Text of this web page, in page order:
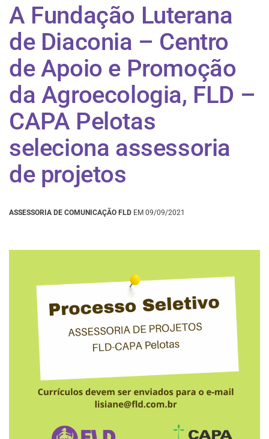
A Fundação Luterana
de Diaconia – Centro
de Apoio e Promoção
da Agroecologia, FLD –
CAPA Pelotas
seleciona assessoria
de projetos
ASSESSORIA DE COMUNICAÇÃO FLD EM 09/09/2021